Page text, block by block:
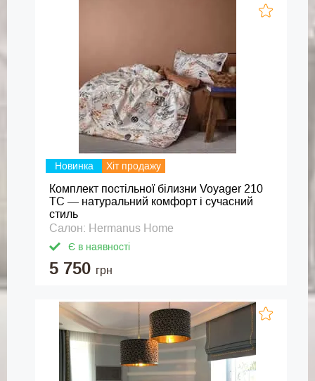
Новинка Хіт продажу
Комплект постільної білизни Voyager 210
TC — натуральний комфорт і сучасний
стиль
Салон: Hermanus Home
Є в наявності
5 750 грн